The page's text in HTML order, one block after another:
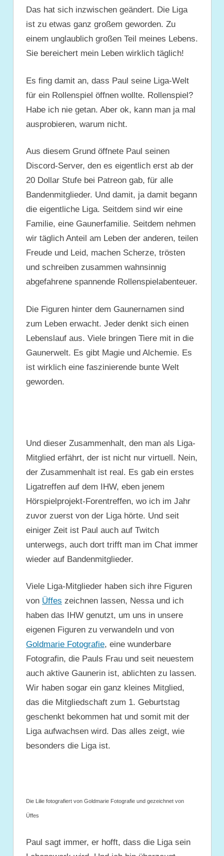
Das hat sich inzwischen geändert. Die Liga
ist zu etwas ganz großem geworden. Zu
einem unglaublich großen Teil meines Lebens.
Sie bereichert mein Leben wirklich täglich!
Es fing damit an, dass Paul seine Liga-Welt
für ein Rollenspiel öffnen wollte. Rollenspiel?
Habe ich nie getan. Aber ok, kann man ja mal
ausprobieren, warum nicht.
Aus diesem Grund öffnete Paul seinen
Discord-Server, den es eigentlich erst ab der
20 Dollar Stufe bei Patreon gab, für alle
Bandenmitglieder. Und damit, ja damit begann
die eigentliche Liga. Seitdem sind wir eine
Familie, eine Gaunerfamilie. Seitdem nehmen
wir täglich Anteil am Leben der anderen, teilen
Freude und Leid, machen Scherze, trösten
und schreiben zusammen wahnsinnig
abgefahrene spannende Rollenspielabenteuer.
Die Figuren hinter dem Gaunernamen sind
zum Leben erwacht. Jeder denkt sich einen
Lebenslauf aus. Viele bringen Tiere mit in die
Gaunerwelt. Es gibt Magie und Alchemie. Es
ist wirklich eine faszinierende bunte Welt
geworden.
Und dieser Zusammenhalt, den man als Liga-
Mitglied erfährt, der ist nicht nur virtuell. Nein,
der Zusammenhalt ist real. Es gab ein erstes
Ligatreffen auf dem IHW, eben jenem
Hörspielprojekt-Forentreffen, wo ich im Jahr
zuvor zuerst von der Liga hörte. Und seit
einiger Zeit ist Paul auch auf Twitch
unterwegs, auch dort trifft man im Chat immer
wieder auf Bandenmitglieder.
Viele Liga-Mitglieder haben sich ihre Figuren
von Üffes zeichnen lassen, Nessa und ich
haben das IHW genutzt, um uns in unsere
eigenen Figuren zu verwandeln und von
Goldmarie Fotografie, eine wunderbare
Fotografin, die Pauls Frau und seit neuestem
auch aktive Gaunerin ist, ablichten zu lassen.
Wir haben sogar ein ganz kleines Mitglied,
das die Mitgliedschaft zum 1. Geburtstag
geschenkt bekommen hat und somit mit der
Liga aufwachsen wird. Das alles zeigt, wie
besonders die Liga ist.
Die Lilie fotografiert von Goldmarie Fotografie und gezeichnet von
Üffes
Paul sagt immer, er hofft, dass die Liga sein